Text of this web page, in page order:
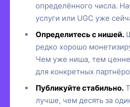
определённого числа.
услуги или UGC уже
Определитесь с нишей.
редко хорошо
Чем уже ниша, тем
для конкретных
Публикуйте стабильно.
лучше, чем десять за